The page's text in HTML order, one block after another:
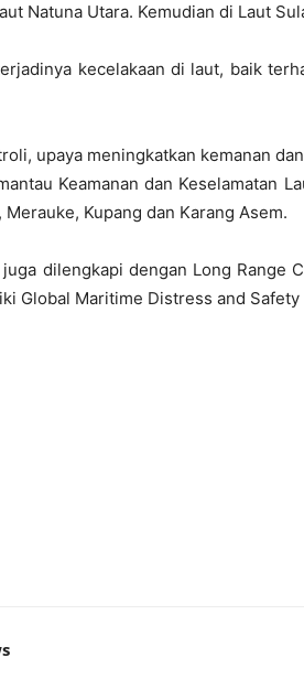
Natuna Utara. Kemudian di Laut
kecelakaan di laut, baik
upaya meningkatkan kemanan
Keamanan dan Keselamatan
Kupang dan Karang Asem.
dilengkapi dengan Long
Global Maritime Distress and